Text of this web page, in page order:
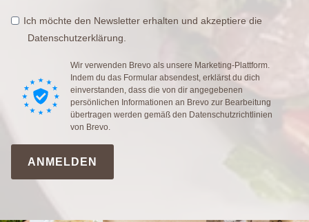
Ich möchte den Newsletter erhalten und akzeptiere die
Datenschutzerklärung.
Wir verwenden Brevo als unsere Marketing-Plattform.
Indem du das Formular absendest, erklärst du dich
einverstanden, dass die von dir angegebenen
persönlichen Informationen an Brevo zur Bearbeitung
übertragen werden gemäß den Datenschutzrichtlinien
von Brevo.
ANMELDEN